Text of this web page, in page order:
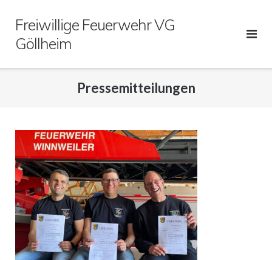
Freiwillige Feuerwehr VG
Göllheim
Pressemitteilungen